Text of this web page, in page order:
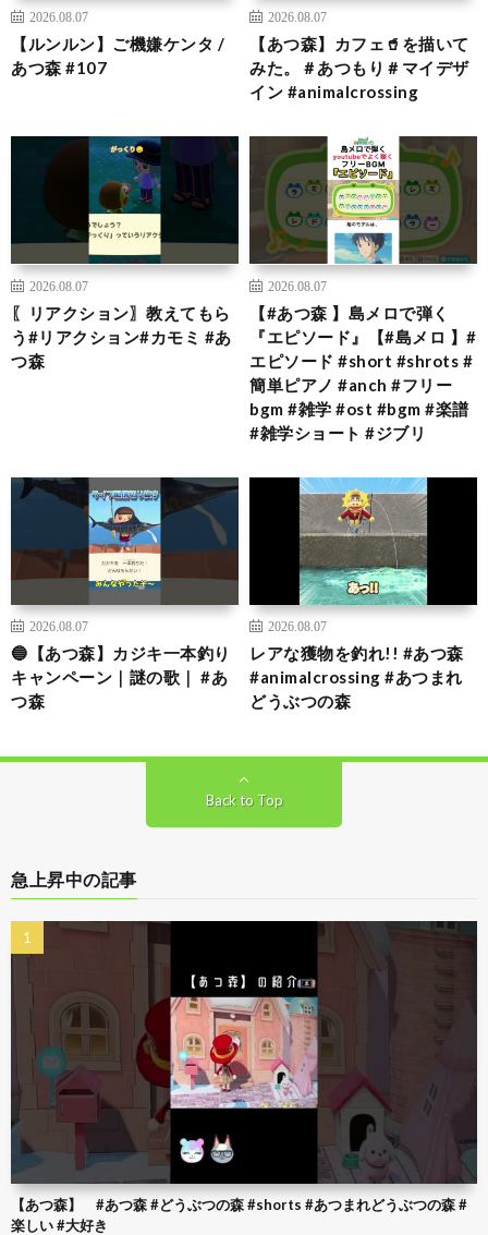
2026.08.07
【ルンルン】ご機嫌ケンタ /
あつ森 #107
2026.08.07
【あつ森】カフェ🥤を描いて
みた。＃あつもり＃マイデザ
イン #animalcrossing
2026.08.07
〖リアクション〗教えてもら
う#リアクション#カモミ #あ
つ森
2026.08.07
【#あつ森 】島メロで弾く
『エピソード』【#島メロ 】#
エピソード #short #shrots #
簡単ピアノ #anch #フリー
bgm #雑学 #ost #bgm #楽譜
#雑学ショート #ジブリ
2026.08.07
🔵【あつ森】カジキ一本釣り
キャンペーン｜謎の歌｜ #あ
つ森
2026.08.07
レアな獲物を釣れ!! #あつ森
#animalcrossing #あつまれ
どうぶつの森
Back to Top
急上昇中の記事
【あつ森】 #あつ森 #どうぶつの森 #shorts #あつまれどうぶつの森 #
楽しい #大好き